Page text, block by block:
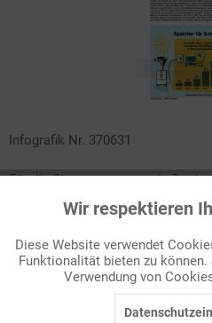
Infografik Nr. 370631
Für die Stromversorgung in
erneuerbaren Energien eine
witterungsbedingten
dieser Stromquellen in das
darauf müssen die Kapazitäten
ausgebaut werden. Über den
dieses ZAHLENBILD!
Funktionale
Marketing
Wir respektieren
Diese Website verwendet
Funktionalität bieten zu
Verwendung von